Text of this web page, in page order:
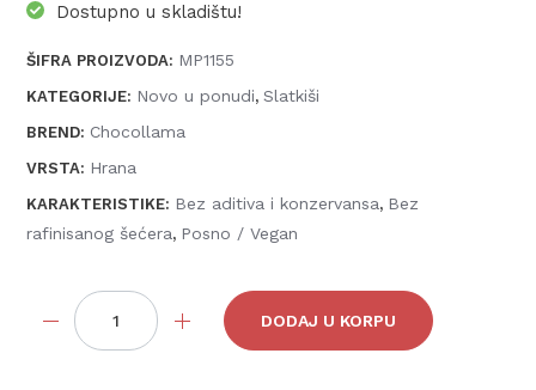
Dostupno u skladištu!
ŠIFRA PROIZVODA: MP1155
KATEGORIJE: Novo u ponudi,Slatkiši
BREND: Chocollama
VRSTA: Hrana
KARAKTERISTIKE: Bez aditiva i konzervansa, Bez
rafinisanog šećera, Posno / Vegan
Količina
DODAJ U KORPU